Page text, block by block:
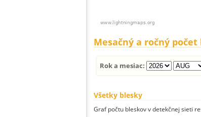
Mesačný a ročný počet
Rok a mesiac:
Všetky blesky
Graf počtu bleskov v detekčnej sieti